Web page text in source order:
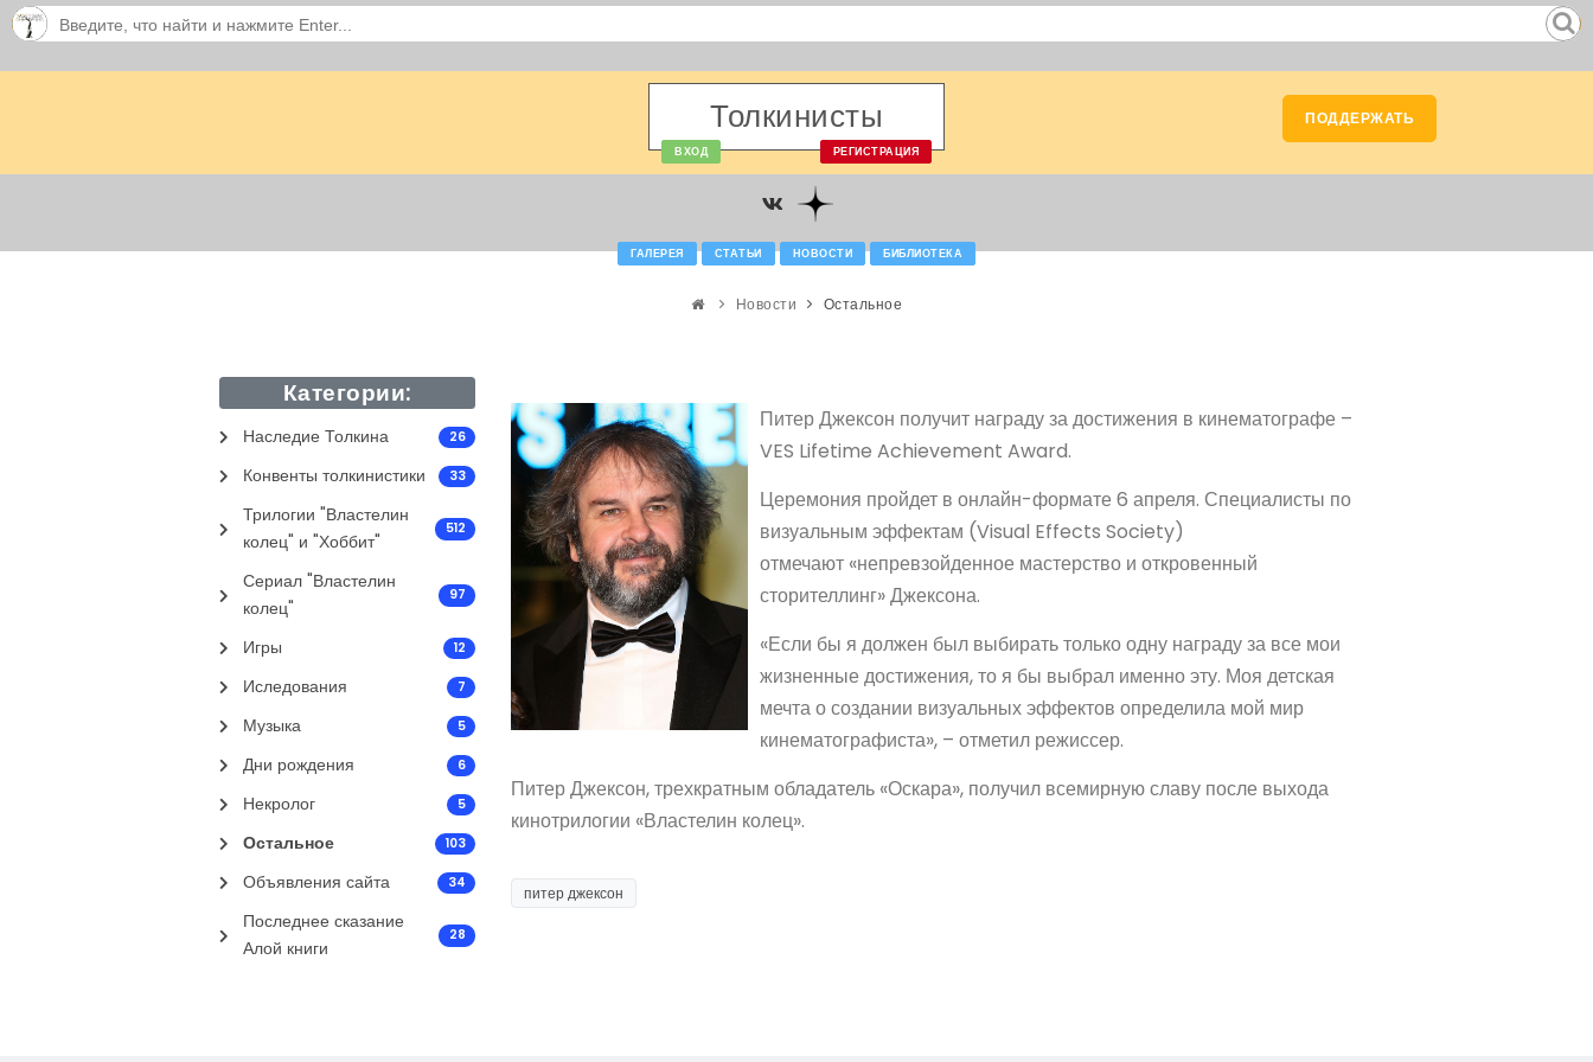
Толкинисты
ВХОД РЕГИСТРАЦИЯ
ПОДДЕРЖАТЬ
ГАЛЕРЕЯ СТАТЬИ НОВОСТИ БИБЛИОТЕКА
Новости Остальное
Категории:
Наследие Толкина 26
Конвенты толкинистики 33
Трилогии "Властелин
колец" и "Хоббит"
512
Сериал "Властелин
колец"
97
Игры 12
Иследования 7
Музыка 5
Дни рождения 6
Некролог 5
Остальное 103
Объявления сайта 34
Последнее сказание
Алой книги
28
Питер Джексон получит награду за достижения в кинематографе –
VES Lifetime Achievement Award.
Церемония пройдет в онлайн-формате 6 апреля. Специалисты по
визуальным эффектам (Visual Effects Society)
отмечают «непревзойденное мастерство и откровенный
сторителлинг» Джексона.
«Если бы я должен был выбирать только одну награду за все мои
жизненные достижения, то я бы выбрал именно эту. Моя детская
мечта о создании визуальных эффектов определила мой мир
кинематографиста», – отметил режиссер.
Питер Джексон, трехкратным обладатель «Оскара», получил всемирную славу после выхода
кинотрилогии «Властелин колец».
питер джексон